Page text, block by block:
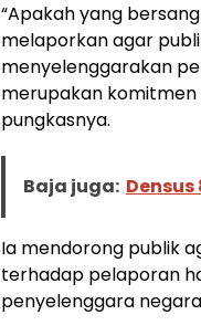
“Apakah yang
melaporkan agar
menyelenggarakan
merupakan
pungkasnya.
Baja juga:
Ia mendorong publik
terhadap pelaporan
penyelenggara